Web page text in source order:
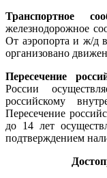
Транспортное
железнодорожное
От аэропорта и ж/д
организовано
Пересечение
России
российскому
Пересечение
до 14 лет
подтверждением